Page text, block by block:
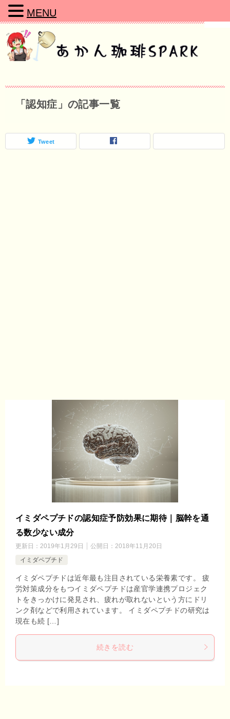
「認知症」の記事一覧
Tweet
イミダペプチドの認知症予防効果に期待｜脳幹を通
る数少ない成分
更新日： 2019年1月29日 公開日： 2018年11月20日
イミダペプチド
イミダペプチドは近年最も注目されている栄養素です。 疲
労対策成分をもつイミダペプチドは産官学連携プロジェク
トをきっかけに発見され、疲れが取れないという方にドリ
ンク剤などで利用されています。 イミダペプチドの研究は
現在も続 […]
続きを読む
MENU